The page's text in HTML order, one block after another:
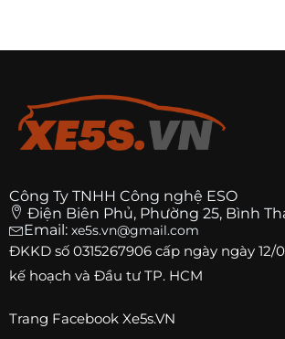
Công Ty TNHH Công nghệ ESO
Điện Biên Phủ, Phường 25, Bình
Email: xe5s.vn@gmail.com
ĐKKD số 0315267906 cấp ngày ngày 12/
kế hoạch và Đầu tư TP. HCM
Trang Facebook Xe5s.VN